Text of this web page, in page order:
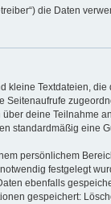
die Daten
Textdateien,
deine Teilnahme
eine
persönlichem
festgelegt
ebenfalls
gespeichert: